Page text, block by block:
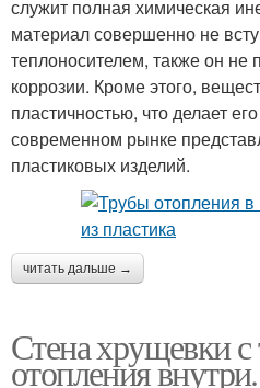
служит полная химическая
материал совершенно не
теплоносителем, также он
коррозии. Кроме этого,
пластичностью, что делает
современном рынке
пластиковых изделий.
читать дальше →
Стена хрущевки
отопления внутри.